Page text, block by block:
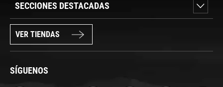
SECCIONES DESTACADAS
VER TIENDAS
SÍGUENOS